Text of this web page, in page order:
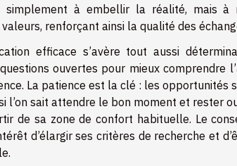
simplement à embellir la réalité, mais à
renforçant ainsi la qualité des
efficace s’avère tout aussi
ouvertes pour mieux comprendre
La patience est la clé : les opportunités
l’on sait attendre le bon moment et rester
de sa zone de confort habituelle. Le
d’élargir ses critères de recherche et